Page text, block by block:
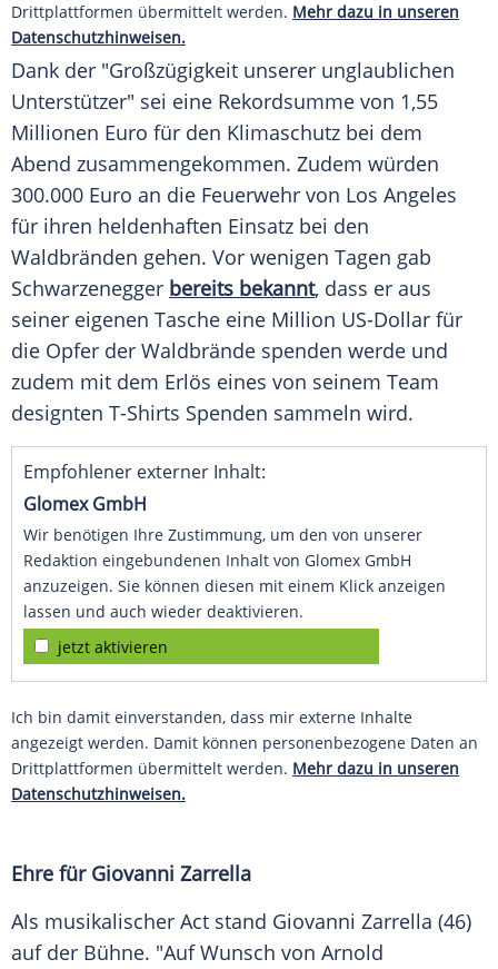
Drittplattformen übermittelt werden. Mehr dazu in unseren
Datenschutzhinweisen.
Dank der "Großzügigkeit unserer unglaublichen
Unterstützer" sei eine Rekordsumme von 1,55
Millionen Euro für den Klimaschutz bei dem
Abend zusammengekommen. Zudem würden
300.000 Euro an die Feuerwehr von Los Angeles
für ihren heldenhaften Einsatz bei den
Waldbränden gehen. Vor wenigen Tagen gab
Schwarzenegger bereits bekannt, dass er aus
seiner eigenen Tasche eine Million US-Dollar für
die Opfer der Waldbrände spenden werde und
zudem mit dem Erlös eines von seinem Team
designten T-Shirts Spenden sammeln wird.
Empfohlener externer Inhalt:
Glomex GmbH
Wir benötigen Ihre Zustimmung, um den von unserer
Redaktion eingebundenen Inhalt von Glomex GmbH
anzuzeigen. Sie können diesen mit einem Klick anzeigen
lassen und auch wieder deaktivieren.
jetzt aktivieren
Ich bin damit einverstanden, dass mir externe Inhalte
angezeigt werden. Damit können personenbezogene Daten an
Drittplattformen übermittelt werden. Mehr dazu in unseren
Datenschutzhinweisen.
Ehre für Giovanni Zarrella
Als musikalischer Act stand Giovanni Zarrella (46)
auf der Bühne. "Auf Wunsch von Arnold